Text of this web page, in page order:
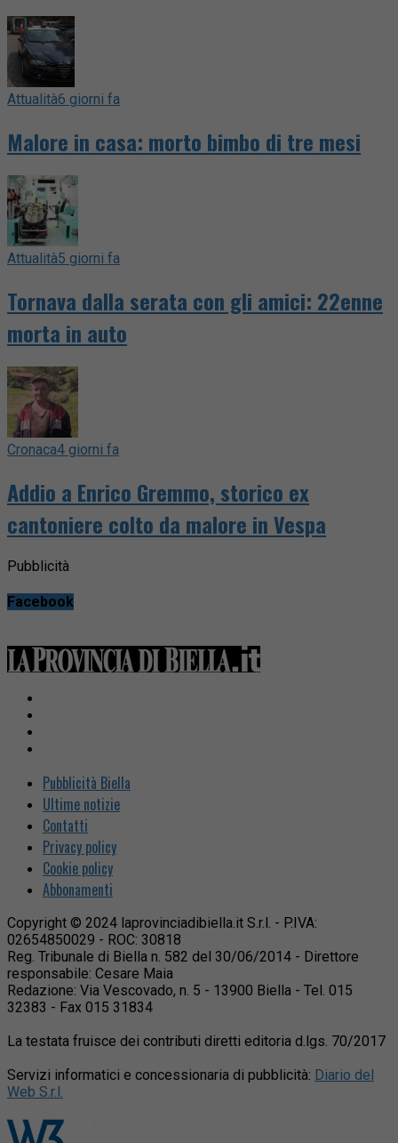
Attualità6 giorni fa
Malore in casa: morto bimbo di tre mesi
Attualità5 giorni fa
Tornava dalla serata con gli amici: 22enne
morta in auto
Cronaca4 giorni fa
Addio a Enrico Gremmo, storico ex
cantoniere colto da malore in Vespa
Pubblicità
Facebook
Pubblicità Biella
Ultime notizie
Contatti
Privacy policy
Cookie policy
Abbonamenti
Copyright © 2024 laprovinciadibiella.it S.r.l. - P.IVA:
02654850029 - ROC: 30818
Reg. Tribunale di Biella n. 582 del 30/06/2014 - Direttore
responsabile: Cesare Maia
Redazione: Via Vescovado, n. 5 - 13900 Biella - Tel. 015
32383 - Fax 015 31834
La testata fruisce dei contributi diretti editoria d.lgs. 70/2017
Servizi informatici e concessionaria di pubblicità: Diario del
Web S.r.l.